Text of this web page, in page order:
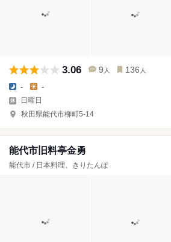
3.06 9 人 136 人
- -
日曜日
秋田県能代市柳町5-14
能代市旧料亭金勇
能代市 / 日本料理、きりたんぽ